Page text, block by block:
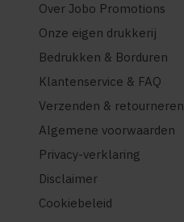
Over Jobo Promotions
Onze eigen drukkerij
Bedrukken & Borduren
Klantenservice & FAQ
Verzenden & retourneren
Algemene voorwaarden
Privacy-verklaring
Disclaimer
Cookiebeleid